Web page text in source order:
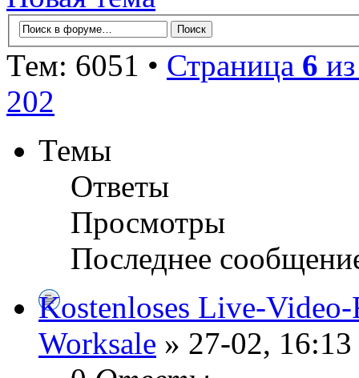
Тем: 6051 • Страница 6
202
Темы
Ответы
Просмотры
Последнее
Kostenloses Live-
Worksale » 27-02, 16:13